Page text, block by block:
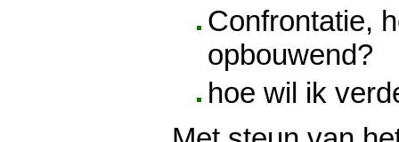
Confrontatie,
opbouwend?
hoe wil ik